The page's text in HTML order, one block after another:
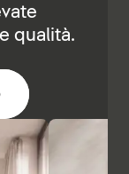
qualità.